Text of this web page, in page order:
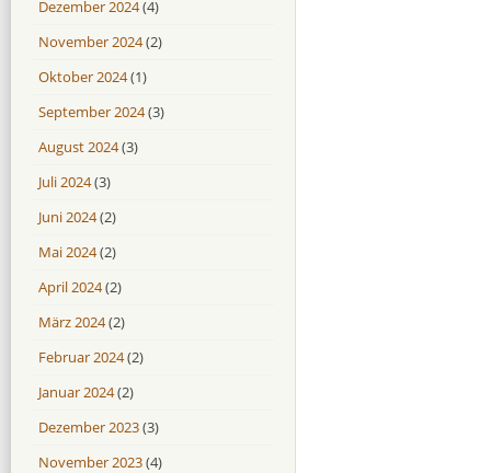
Dezember 2024(4)
November 2024(2)
Oktober 2024(1)
September 2024(3)
August 2024(3)
Juli 2024(3)
Juni 2024(2)
Mai 2024(2)
April 2024(2)
März 2024(2)
Februar 2024(2)
Januar 2024(2)
Dezember 2023(3)
November 2023(4)